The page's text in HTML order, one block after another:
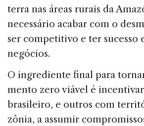
terra nas áreas rurais da
necessário acabar com o
ser com­petitivo e ter sucesso
negócios.
O ingrediente final para
mento zero viável é
brasileiro, e outros com
zônia, a assumir